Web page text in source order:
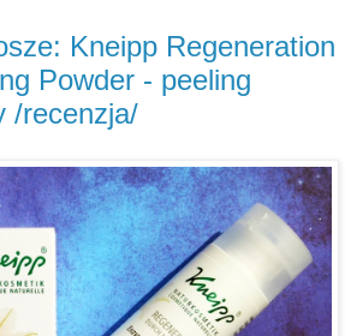
Kneipp Regeneration
Powder - peeling
/recenzja/